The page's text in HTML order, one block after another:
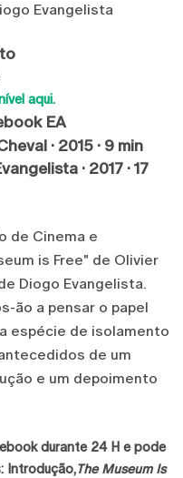
Evangelista
aqui.
EA
· 2015 · 9 min
· 2017 · 17
de Cinema e
is Free" de Olivier
Diogo Evangelista.
ão a pensar o papel
espécie de isolamento
de um
e um depoimento
durante 24 H e pode
Introdução,The Museum Is